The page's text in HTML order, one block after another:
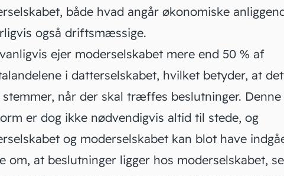
både hvad angår økonomiske
også driftsmæssige.
ejer moderselskabet mere end 50 % af
i datterselskabet, hvilket betyder, at
når der skal træffes beslutninger. Denne
er dog ikke nødvendigvis altid til stede, og
og moderselskabet kan blot have
om, at beslutninger ligger hos moderselskabet,